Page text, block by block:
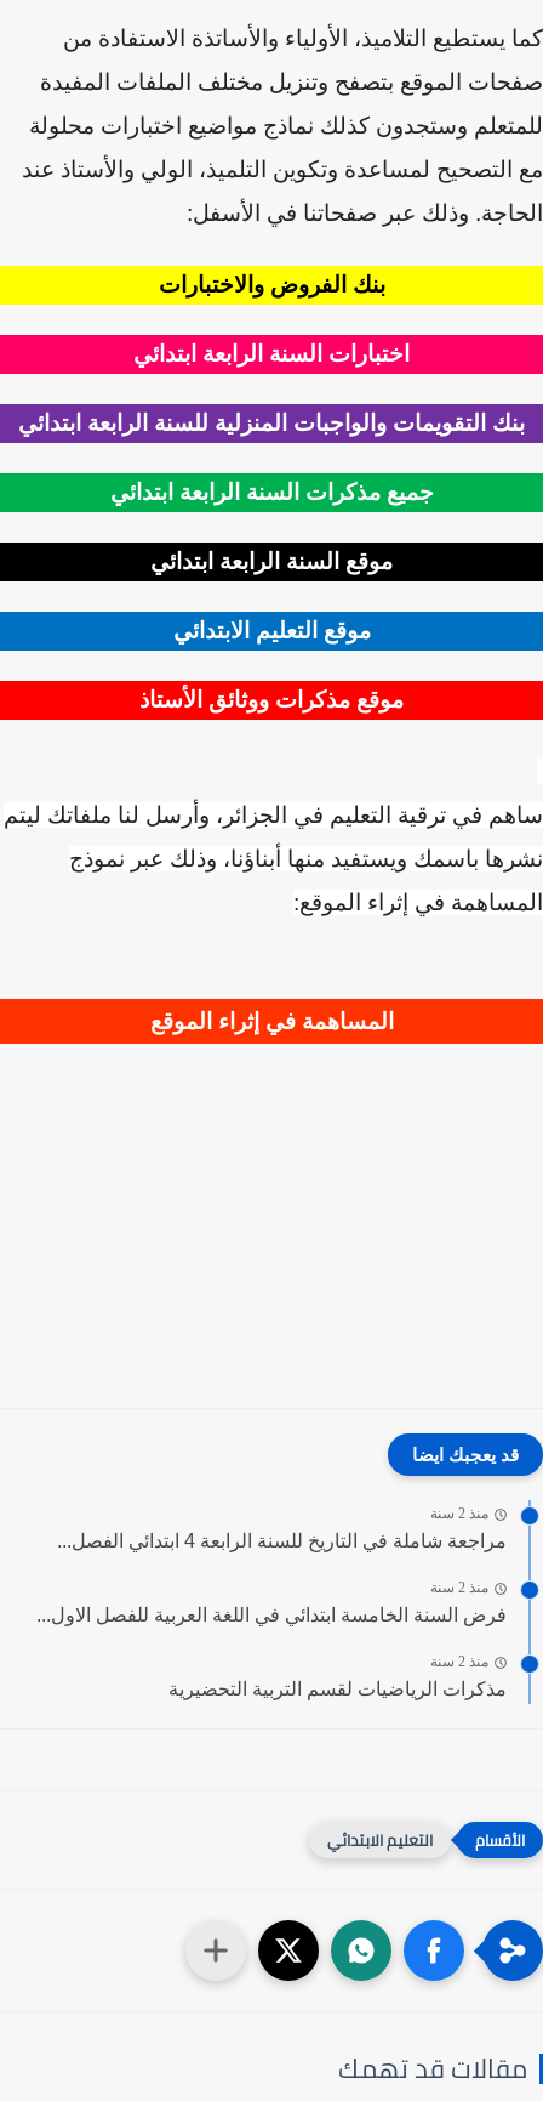
يستطيع التلاميذ، الأولياء والأساتذة الاستفادة من
الموقع بتصفح وتنزيل مختلف الملفات المفيدة
وستجدون كذلك نماذج مواضيع اختبارات محلولة
لمساعدة وتكوين التلميذ، الولي والأستاذ عند
وذلك عبر صفحاتنا في الأسفل:
بنك الفروض والاختبارات
اختبارات السنة الرابعة ابتدائي
التقويمات والواجبات المنزلية للسنة الرابعة ابتدائي
جميع مذكرات السنة الرابعة ابتدائي
موقع السنة الرابعة ابتدائي
موقع التعليم الابتدائي
موقع مذكرات ووثائق الأستاذ
في ترقية التعليم في الجزائر، وأرسل لنا ملفاتك ليتم
باسمك ويستفيد منها أبناؤنا، وذلك عبر نموذج
في إثراء الموقع:
المساهمة في إثراء الموقع
قد يعجبك ايضا
منذ 2 سنة
مراجعة شاملة في التاريخ للسنة الرابعة 4 ابتدائي الفصل...
منذ 2 سنة
فرض السنة الخامسة ابتدائي في اللغة العربية للفصل الاول...
منذ 2 سنة
مذكرات الرياضيات لقسم التربية التحضيرية
التعليم الابتدائي
قد تهمك